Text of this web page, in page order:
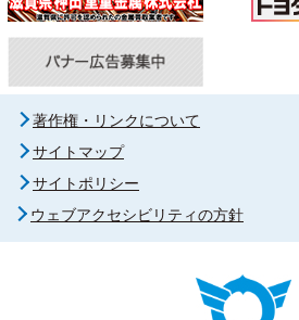
著作権・リンクについて
サイトマップ
サイトポリシー
ウェブアクセシビリティの方針